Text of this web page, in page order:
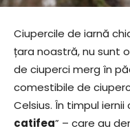
Ciupercile de iarnă
țara noastră, nu sunt
de ciuperci merg în
comestibile de
Celsius. În timpul
catifea” – care au